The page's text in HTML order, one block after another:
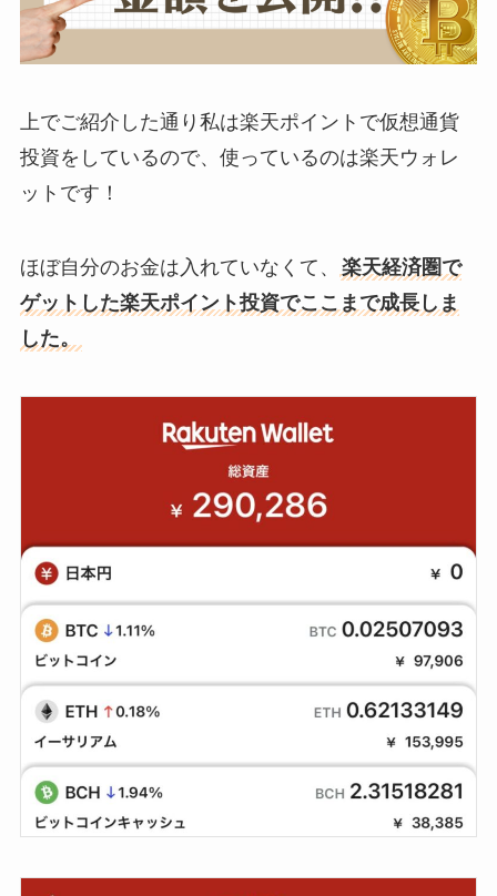
上でご紹介した通り私は楽天ポイントで仮想通貨
投資をしているので、使っているのは楽天ウォレ
ットです！
ほぼ自分のお金は入れていなくて、
楽天経済圏で
ゲットした楽天ポイント投資でここまで成長しま
した。